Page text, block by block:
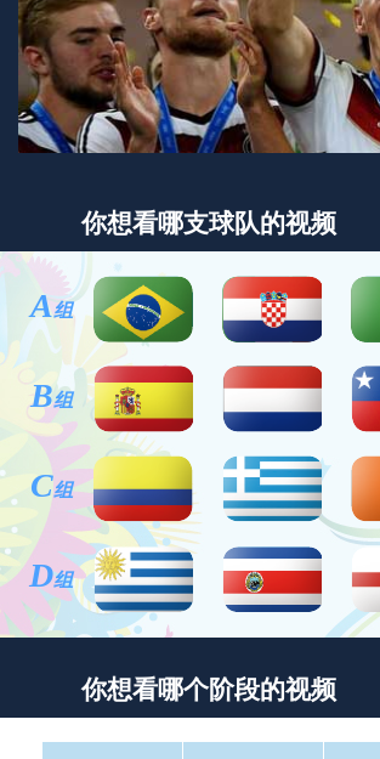
你想看哪支球队的视频
A组
B组
C组
D组
你想看哪个阶段的视频